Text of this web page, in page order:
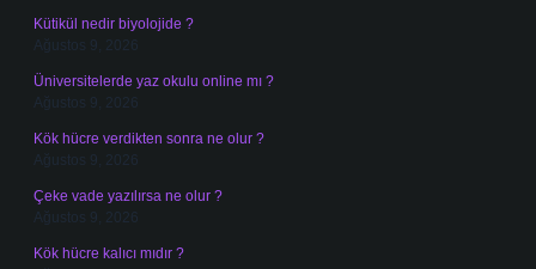
Kütikül nedir biyolojide ?
Ağustos 9, 2026
Üniversitelerde yaz okulu online mı ?
Ağustos 9, 2026
Kök hücre verdikten sonra ne olur ?
Ağustos 9, 2026
Çeke vade yazılırsa ne olur ?
Ağustos 9, 2026
Kök hücre kalıcı mıdır ?